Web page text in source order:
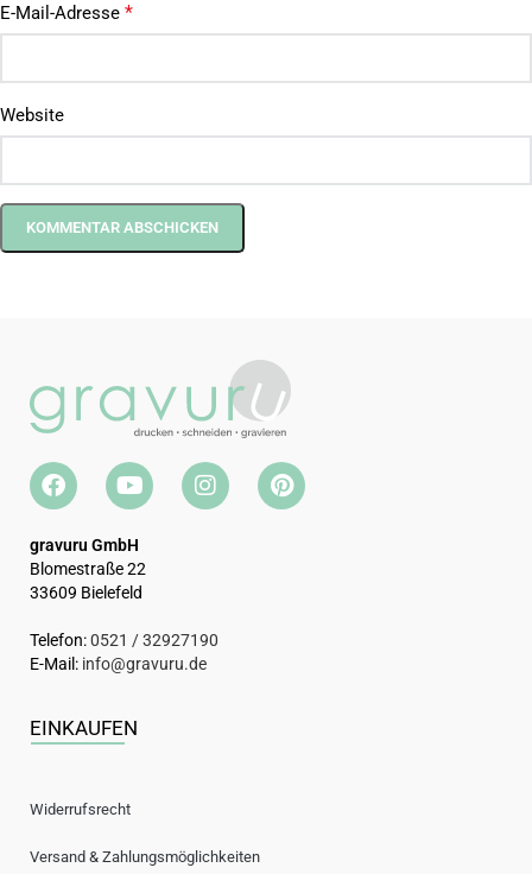
E-Mail-Adresse *
Website
gravuru GmbH
Blomestraße 22
33609 Bielefeld
Telefon:0521 / 32927190
E-Mail: info@gravuru.de
EINKAUFEN
Widerrufsrecht
Versand & Zahlungsmöglichkeiten